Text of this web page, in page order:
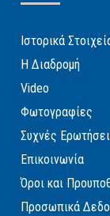
Ιστορικά
Η Διαδρομή
Video
Φωτογραφίες
Συχνές
Επικοινωνία
Όροι και
Προσωπικά